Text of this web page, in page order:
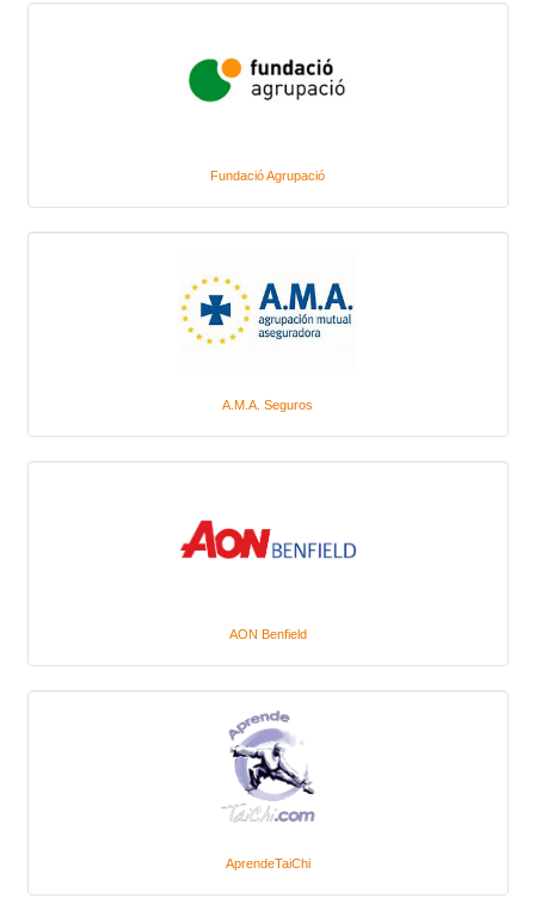
Fundació Agrupació
A.M.A. Seguros
AON Benfield
AprendeTaiChi